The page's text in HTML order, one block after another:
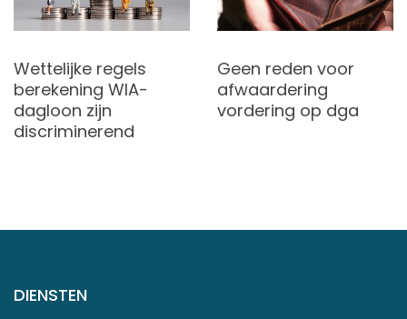
Wettelijke regels
berekening WIA-
dagloon zijn
discriminerend
Geen reden voor
afwaardering
vordering op dga
DIENSTEN